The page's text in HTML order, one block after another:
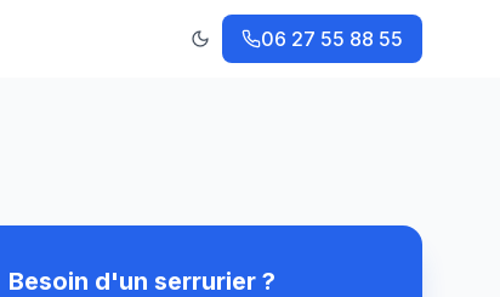
Changer le thème
06 27 55 88 55
Besoin d'un serrurier ?